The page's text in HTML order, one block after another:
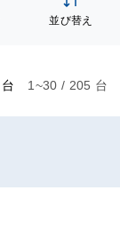
並び替え
台 1~30 / 205 台